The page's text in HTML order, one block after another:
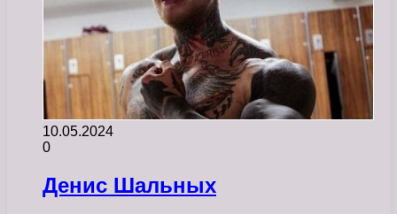
10.05.2024
0
Денис Шальных